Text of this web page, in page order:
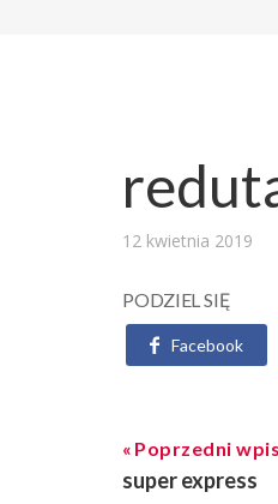
12 kwietnia 2019
PODZIEL SIĘ
Facebook
Poprzedni wpis
super express